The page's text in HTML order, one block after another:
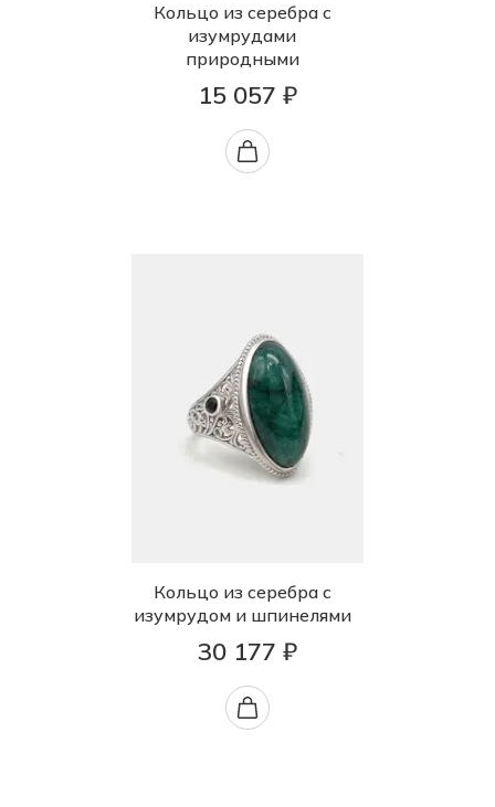
Кольцо из серебра с
изумрудами
природными
15 057 ₽
Кольцо из серебра с
изумрудом и шпинелями
30 177 ₽